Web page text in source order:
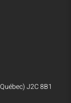
J2C 8B1